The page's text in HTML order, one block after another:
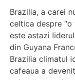
Brazilia, a carei
celtica despre
este astazi
din Guyana
Brazilia climatul
cafeaua a